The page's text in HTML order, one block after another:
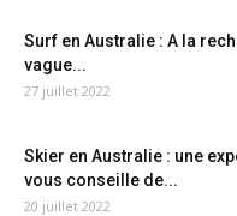
Surf en Australie : A la
vague...
27 juillet 2022
Skier en Australie : une
vous conseille de...
20 juillet 2022